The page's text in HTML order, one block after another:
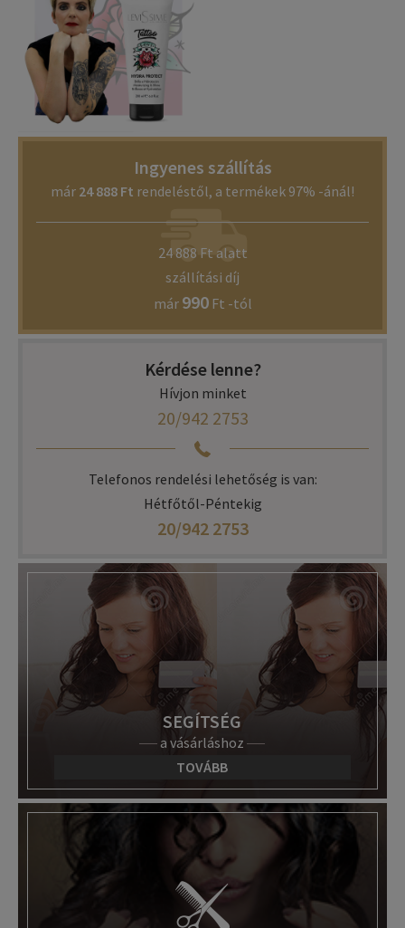
Ingyenes szállítás
már 24 888 Ft rendeléstől, a termékek 97% -ánál!
24 888 Ft alatt
szállítási díj
már 990Ft -tól
Kérdése lenne?
Hívjon minket
20/942 2753
Telefonos rendelési lehetőség is van:
Hétfőtől-Péntekig
20/942 2753
SEGÍTSÉG
a vásárláshoz
TOVÁBB